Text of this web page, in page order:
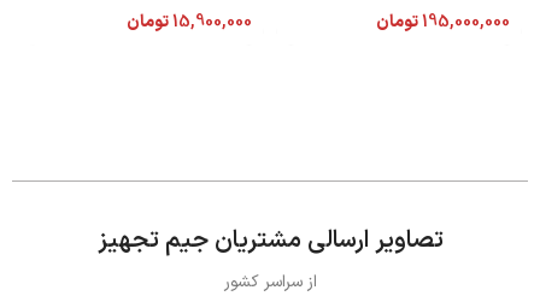
195,000,000تومان
15,900,000تومان
تصاویر ارسالی مشتریان جیم تجهیز
از سراسر کشور